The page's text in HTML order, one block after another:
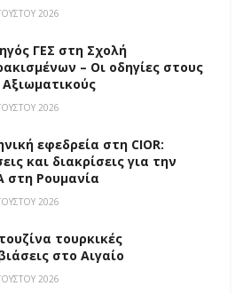
2026
ΓΕΣ στη Σχολή
– Οι οδηγίες στους
2026
εφεδρεία στη CIOR:
και διακρίσεις για την
στη Ρουμανία
2026
τουρκικές
στο Αιγαίο
2026